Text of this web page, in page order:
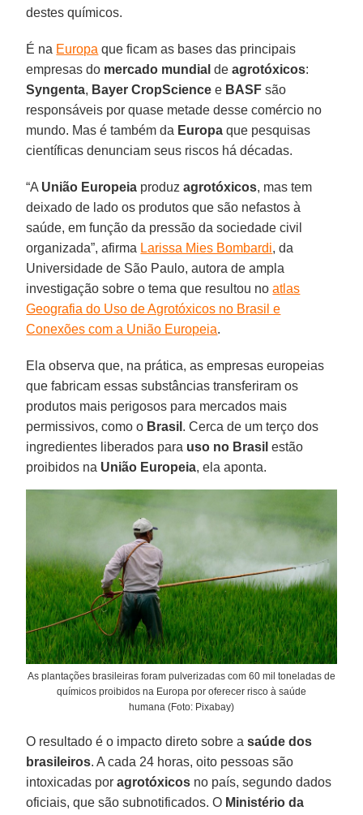
destes químicos.
É na Europa que ficam as bases das principais
empresas do mercado mundial deagrotóxicos:
Syngenta, Bayer CropScience e BASF são
responsáveis por quase metade desse comércio no
mundo. Mas é também da Europa que pesquisas
científicas denunciam seus riscos há décadas.
“A União Europeia produzagrotóxicos, mas tem
deixado de lado os produtos que são nefastos à
saúde, em função da pressão da sociedade civil
organizada”, afirma Larissa Mies Bombardi, da
Universidade de São Paulo, autora de ampla
investigação sobre o tema que resultou noatlas
Geografia do Uso de Agrotóxicos no Brasil e
Conexões com a União Europeia.
Ela observa que, na prática, as empresas europeias
que fabricam essas substâncias transferiram os
produtos mais perigosos para mercados mais
permissivos, como o Brasil . Cerca de um terço dos
ingredientes liberados para uso no Brasil estão
proibidos na União Europeia, ela aponta.
As plantações brasileiras foram pulverizadas com 60 mil toneladas de
químicos proibidos na Europa por oferecer risco à saúde
humana (Foto: Pixabay)
O resultado é o impacto direto sobre asaúde dos
brasileiros. A cada 24 horas, oito pessoas são
intoxicadas poragrotóxicos no país, segundo dados
oficiais, que são subnotificados. O Ministério da